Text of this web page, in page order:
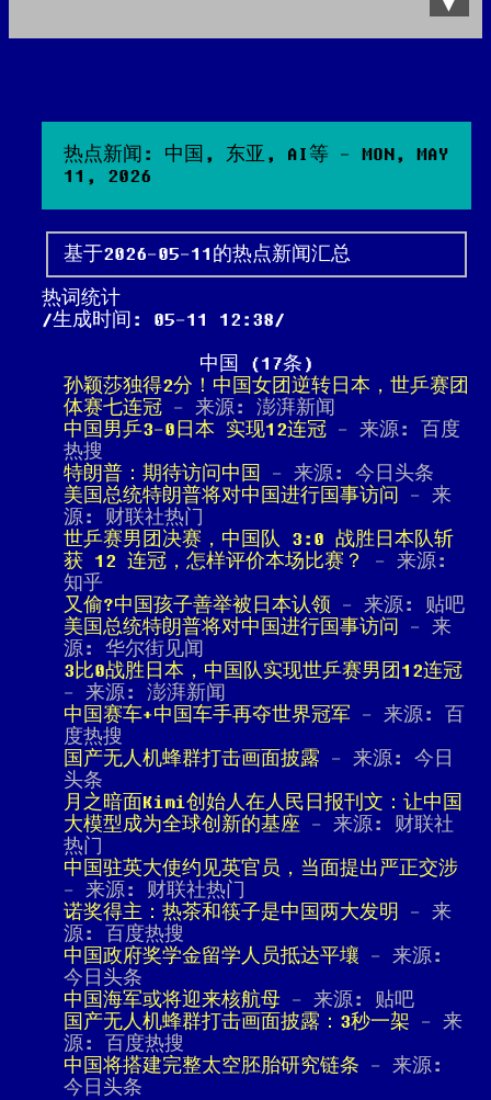
热点新闻: 中国, 东亚, AI等 - MON, MAY
11, 2026
基于2026-05-11的热点新闻汇总
热词统计
生成时间: 05-11 12:38
中国 (17条)
孙颖莎独得2分！中国女团逆转日本，世乒赛团
体赛七连冠 - 来源: 澎湃新闻
中国男乒3-0日本 实现12连冠 - 来源: 百度
热搜
特朗普：期待访问中国
- 来源: 今日头条
美国总统特朗普将对中国进行国事访问
- 来
源: 财联社热门
世乒赛男团决赛，中国队 3:0 战胜日本队斩
获 12 连冠，怎样评价本场比赛？
- 来源:
知乎
又偷?中国孩子善举被日本认领 - 来源: 贴吧
美国总统特朗普将对中国进行国事访问
- 来
源: 华尔街见闻
3比0战胜日本，中国队实现世乒赛男团12连冠
- 来源: 澎湃新闻
中国赛车+中国车手再夺世界冠军 - 来源: 百
度热搜
国产无人机蜂群打击画面披露 - 来源: 今日
头条
月之暗面Kimi创始人在人民日报刊文：让中国
大模型成为全球创新的基座 - 来源: 财联社
热门
中国驻英大使约见英官员，当面提出严正交涉
- 来源: 财联社热门
诺奖得主：热茶和筷子是中国两大发明
- 来
源: 百度热搜
中国政府奖学金留学人员抵达平壤 - 来源:
今日头条
中国海军或将迎来核航母 - 来源: 贴吧
国产无人机蜂群打击画面披露：3秒一架 - 来
源: 百度热搜
中国将搭建完整太空胚胎研究链条 - 来源:
今日头条